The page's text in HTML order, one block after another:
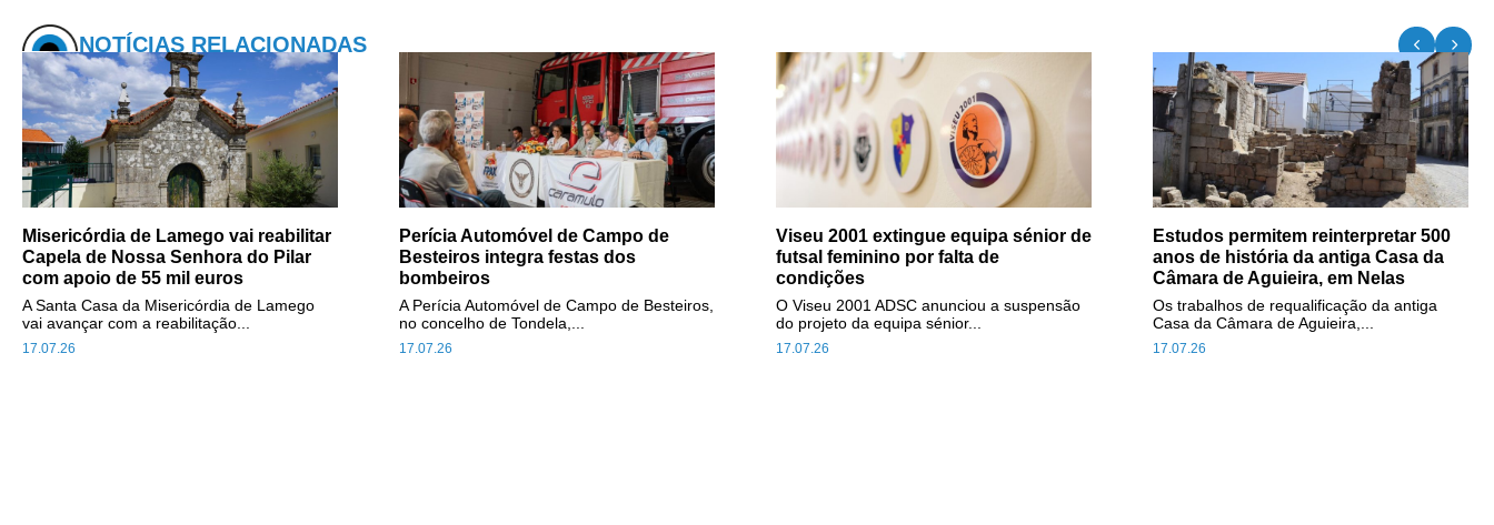
NOTÍCIAS RELACIONADAS
Misericórdia de Lamego vai reabilitar
Capela de Nossa Senhora do Pilar
com apoio de 55 mil euros
17.07.26
A Santa Casa da Misericórdia de Lamego
vai avançar com a reabilitação...
Perícia Automóvel de Campo de
Besteiros integra festas dos
bombeiros
17.07.26
A Perícia Automóvel de Campo de Besteiros,
no concelho de Tondela,...
Viseu 2001 extingue equipa sénior de
futsal feminino por falta de
condições
17.07.26
O Viseu 2001 ADSC anunciou a suspensão
do projeto da equipa sénior...
Estudos permitem reinterpretar 500
anos de história da antiga Casa da
Câmara de Aguieira, em Nelas
17.07.26
Os trabalhos de requalificação da antiga
Casa da Câmara de Aguieira,...